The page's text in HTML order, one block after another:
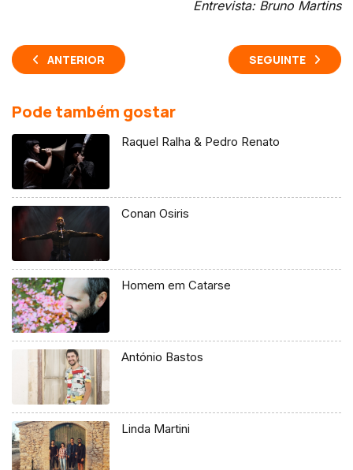
Entrevista: Bruno Martins
ANTERIOR SEGUINTE
Pode também gostar
Raquel Ralha & Pedro Renato
Conan Osiris
Homem em Catarse
António Bastos
Linda Martini